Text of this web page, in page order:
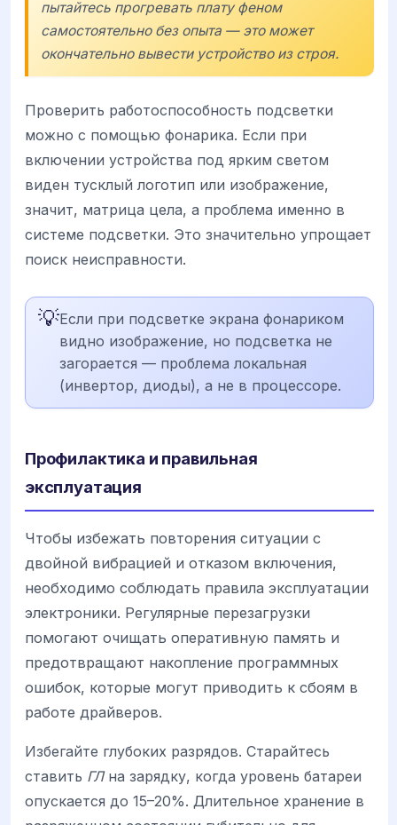
пытайтесь прогревать плату феном
самостоятельно без опыта — это может
окончательно вывести устройство из строя.
Проверить работоспособность подсветки
можно с помощью фонарика. Если при
включении устройства под ярким светом
виден тусклый логотип или изображение,
значит, матрица цела, а проблема именно в
системе подсветки. Это значительно упрощает
поиск неисправности.
💡Если при подсветке экрана фонариком
видно изображение, но подсветка не
загорается — проблема локальная
(инвертор, диоды), а не в процессоре.
Профилактика и правильная
эксплуатация
Чтобы избежать повторения ситуации с
двойной вибрацией и отказом включения,
необходимо соблюдать правила эксплуатации
электроники. Регулярные перезагрузки
помогают очищать оперативную память и
предотвращают накопление программных
ошибок, которые могут приводить к сбоям в
работе драйверов.
Избегайте глубоких разрядов. Старайтесь
ставить ГЛна зарядку, когда уровень батареи
опускается до 15–20%. Длительное хранение в